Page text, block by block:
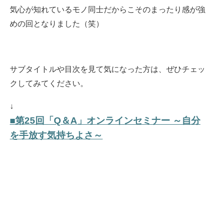
気心が知れているモノ同士だからこそのまったり感が強
めの回となりました（笑）
サブタイトルや目次を見て気になった方は、ぜひチェッ
クしてみてください。
↓
■第25回「Q＆A」オンラインセミナー ～自分
を手放す気持ちよさ～